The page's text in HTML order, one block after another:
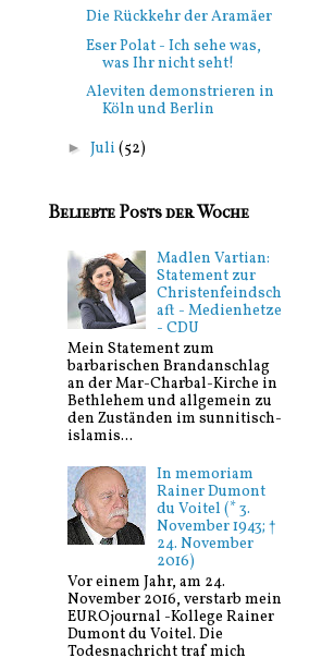
Die Rückkehr der Aramäer
Eser Polat - Ich sehe was,
was Ihr nicht seht!
Aleviten demonstrieren in
Köln und Berlin
► Juli (52)
Beliebte Posts der Woche
Madlen Vartian:
Statement zur
Christenfeindsch
aft - Medienhetze
- CDU
Mein Statement zum
barbarischen Brandanschlag
an der Mar-Charbal-Kirche in
Bethlehem und allgemein zu
den Zuständen im sunnitisch-
islamis...
In memoriam
Rainer Dumont
du Voitel (* 3.
November 1943; †
24. November
2016)
Vor einem Jahr, am 24.
November 2016, verstarb mein
EUROjournal -Kollege Rainer
Dumont du Voitel. Die
Todesnachricht traf mich